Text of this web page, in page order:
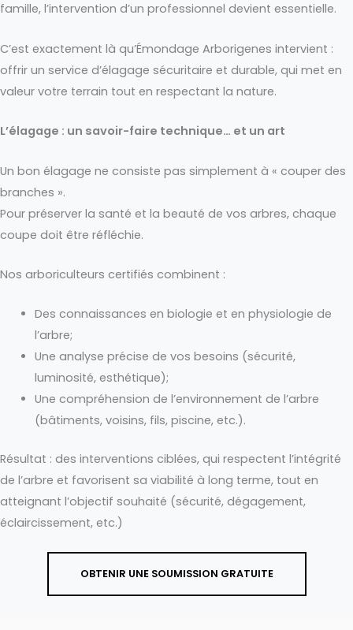
famille, l’intervention d’un professionnel devient essentielle.
C’est exactement là qu’Émondage Arborigenes intervient :
offrir un service d’élagage sécuritaire et durable, qui met en
valeur votre terrain tout en respectant la nature.
L’élagage : un savoir-faire technique… et un art
Un bon élagage ne consiste pas simplement à « couper des
branches ».
Pour préserver la santé et la beauté de vos arbres, chaque
coupe doit être réfléchie.
Nos arboriculteurs certifiés combinent :
Des connaissances en biologie et en physiologie de
l’arbre;
Une analyse précise de vos besoins (sécurité,
luminosité, esthétique);
Une compréhension de l’environnement de l’arbre
(bâtiments, voisins, fils, piscine, etc.).
Résultat : des interventions ciblées, qui respectent l’intégrité
de l’arbre et favorisent sa viabilité à long terme, tout en
atteignant l’objectif souhaité (sécurité, dégagement,
éclaircissement, etc.)
OBTENIR UNE SOUMISSION GRATUITE